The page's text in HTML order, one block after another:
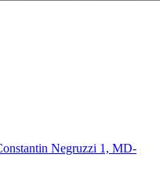
Negruzzi 1, MD-